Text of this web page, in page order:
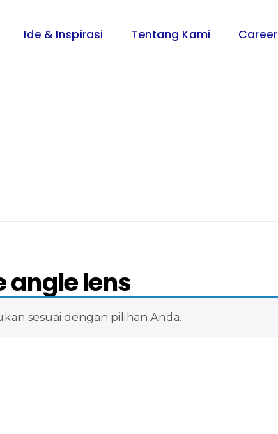
Ide & Inspirasi Tentang Kami Career
angle lens
sesuai dengan pilihan Anda.